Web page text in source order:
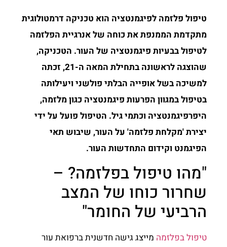
טיפול פלזמה לפיגמנטציה הוא טכניקה דרמטולוגית
מתקדמת הממנפת את כוחה של אנרגיית הפלזמה
לטיפול בבעיות פיגמנטציה של העור. הטכניקה,
שהוצגה לראשונה בתחילת המאה ה-21, זכתה
למשיכה בשל אופייה הבלתי פולשני ויעילותה
בטיפול במגוון הפרעות פיגמנטציה כגון מלזמה,
היפרפיגמנטציה וכתמי גיל. הטיפול פועל על ידי
יצירת 'מקלחת פלזמה' על העור, שיבוש תאי
הפיגמנט וקידום התחדשות העור.
"מהו טיפול בפלזמה? –
שחרור כוחו של המצב
הרביעי של החומר"
טיפול בפלזמה מייצג גישה חדשנית ברפואת עור